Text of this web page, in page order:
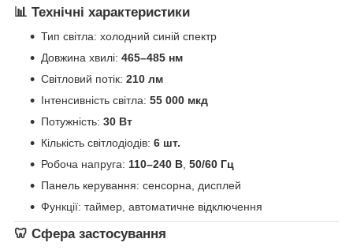
📊 Технічні характеристики
Тип світла: холодний синій спектр
Довжина хвилі: 465–485 нм
Світловий потік: 210 лм
Інтенсивність світла: 55 000 мкд
Потужність: 30 Вт
Кількість світлодіодів: 6 шт.
Робоча напруга: 110–240 В 50/60 Гц
Панель керування: сенсорна, дисплей
Функції: таймер, автоматичне відключення
🦷 Сфера застосування